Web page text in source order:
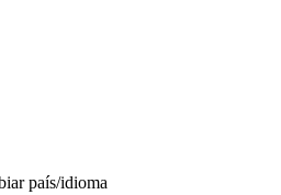
país/idioma